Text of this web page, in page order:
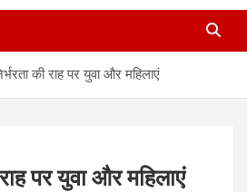
की राह पर युवा और महिलाएं
पर युवा और महिलाएं